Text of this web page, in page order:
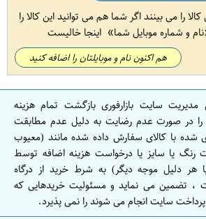
را می بینند اگر شما هم می توانید این کالا را
نام و شماره موبایل شما اینجا خالیست
هم اکنون نام و موبایلتان را اضافه کنید
مدیریت سایت بازارفوری بازگشت تمام هزینه
را در صورت عدم رضایت به دلیل عدم مطابقت
شده با کالای سفارش داده شده مانند (معیوب
رنگ یا سایز یا درخواست هزینه اضافه توسط
هر دلیل موجه دیگر) به شرط خرید از درگاه
، تضمین می نماید و مسئولیت خریدهایی که
پرداخت سایت انجام می شوند را نمی پذیرد.